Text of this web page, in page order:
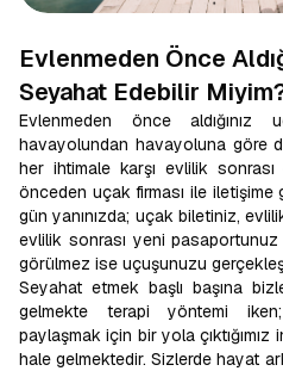
Evlenmeden Önce
Seyahat Edebilir
Evlenmeden önce
havayolundan havayoluna göre
her ihtimale karşı evlilik
önceden uçak firması ile
gün yanınızda; uçak biletiniz,
evlilik sonrası yeni
görülmez ise uçuşunuzu
Seyahat etmek başlı başına
gelmekte terapi yöntemi
paylaşmak için bir yola
hale gelmektedir. Sizlerde hayat